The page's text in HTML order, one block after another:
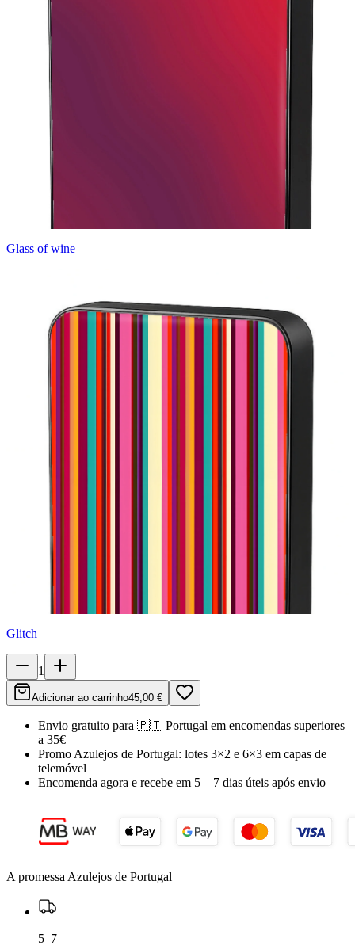
Glass of wine
Glitch
1
Adicionar ao carrinho45,00 €
Envio gratuito para 🇵🇹 Portugal em encomendas superiores
a 35€
Promo Azulejos de Portugal: lotes 3×2 e 6×3 em capas de
telemóvel
Encomenda agora e recebe em 5 – 7 dias úteis após envio
A promessa Azulejos de Portugal
5–7